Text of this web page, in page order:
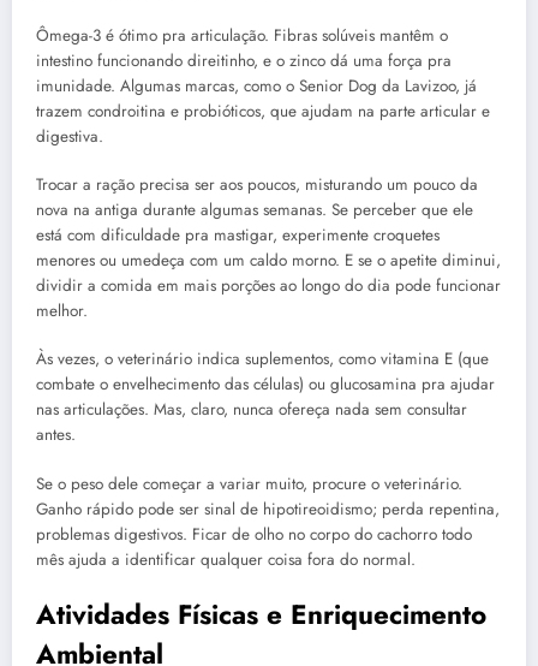
Ômega-3 é ótimo pra articulação. Fibras solúveis mantêm o
intestino funcionando direitinho, e o zinco dá uma força pra
imunidade. Algumas marcas, como o Senior Dog da Lavizoo, já
trazem condroitina e probióticos, que ajudam na parte articular e
digestiva.
Trocar a ração precisa ser aos poucos, misturando um pouco da
nova na antiga durante algumas semanas. Se perceber que ele
está com dificuldade pra mastigar, experimente croquetes
menores ou umedeça com um caldo morno. E se o apetite diminui,
dividir a comida em mais porções ao longo do dia pode funcionar
melhor.
Às vezes, o veterinário indica suplementos, como vitamina E (que
combate o envelhecimento das células) ou glucosamina pra ajudar
nas articulações. Mas, claro, nunca ofereça nada sem consultar
antes.
Se o peso dele começar a variar muito, procure o veterinário.
Ganho rápido pode ser sinal de hipotireoidismo; perda repentina,
problemas digestivos. Ficar de olho no corpo do cachorro todo
mês ajuda a identificar qualquer coisa fora do normal.
Atividades Físicas e Enriquecimento
Ambiental